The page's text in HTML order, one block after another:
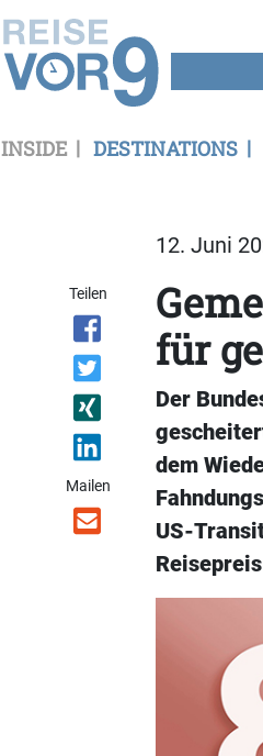
INSIDE DESTINATIONS
12. Juni
Teilen
Mailen
für
Der
dem
US-